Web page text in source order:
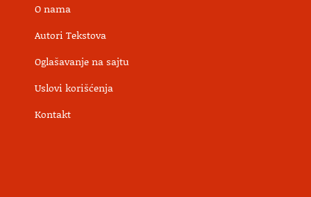
O nama
Autori Tekstova
Oglašavanje na sajtu
Uslovi korišćenja
Kontakt